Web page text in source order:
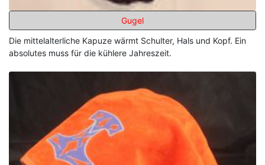
Gugel
Die mittelalterliche Kapuze wärmt Schulter, Hals und Kopf. Ein
absolutes muss für die kühlere Jahreszeit.